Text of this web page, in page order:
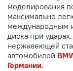
моделирования
максимально
международным
диска при
нержавеющей
автомобилей
Германии.